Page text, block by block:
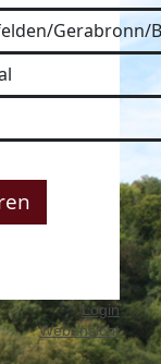
Gerabronn/
Login
Webansicht